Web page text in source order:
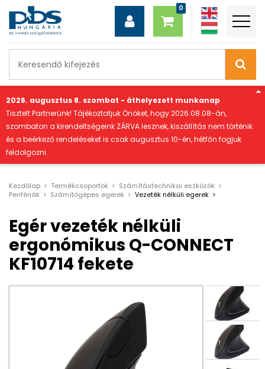
2026. augusztus 8. szombat - áthelyezett munkanap
Tisztelt Partnerünk! Tájékoztatjuk Önöket, hogy 2026.08.08-án,
szombaton a kirendeltségeink ZÁRVA lesznek, kiszállítás nem történik
és a beérkező rendeléseket is csak augusztus 10-én, hétfőn fogjuk
feldolgozni.
Kezdőlap Termékcsoportok
Számítástechnikai eszközök
Perifériák
Számítógépes egerek Vezeték nélküli egerek
Egér vezeték nélküli
ergonómikus Q-CONNECT
KF10714 fekete